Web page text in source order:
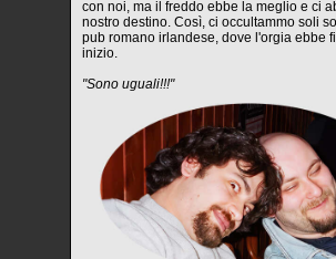
con noi, ma il freddo ebbe la meglio e ci
nostro destino. Così, ci occultammo soli
pub romano irlandese, dove l'orgia ebbe
inizio.
"Sono uguali!!!"